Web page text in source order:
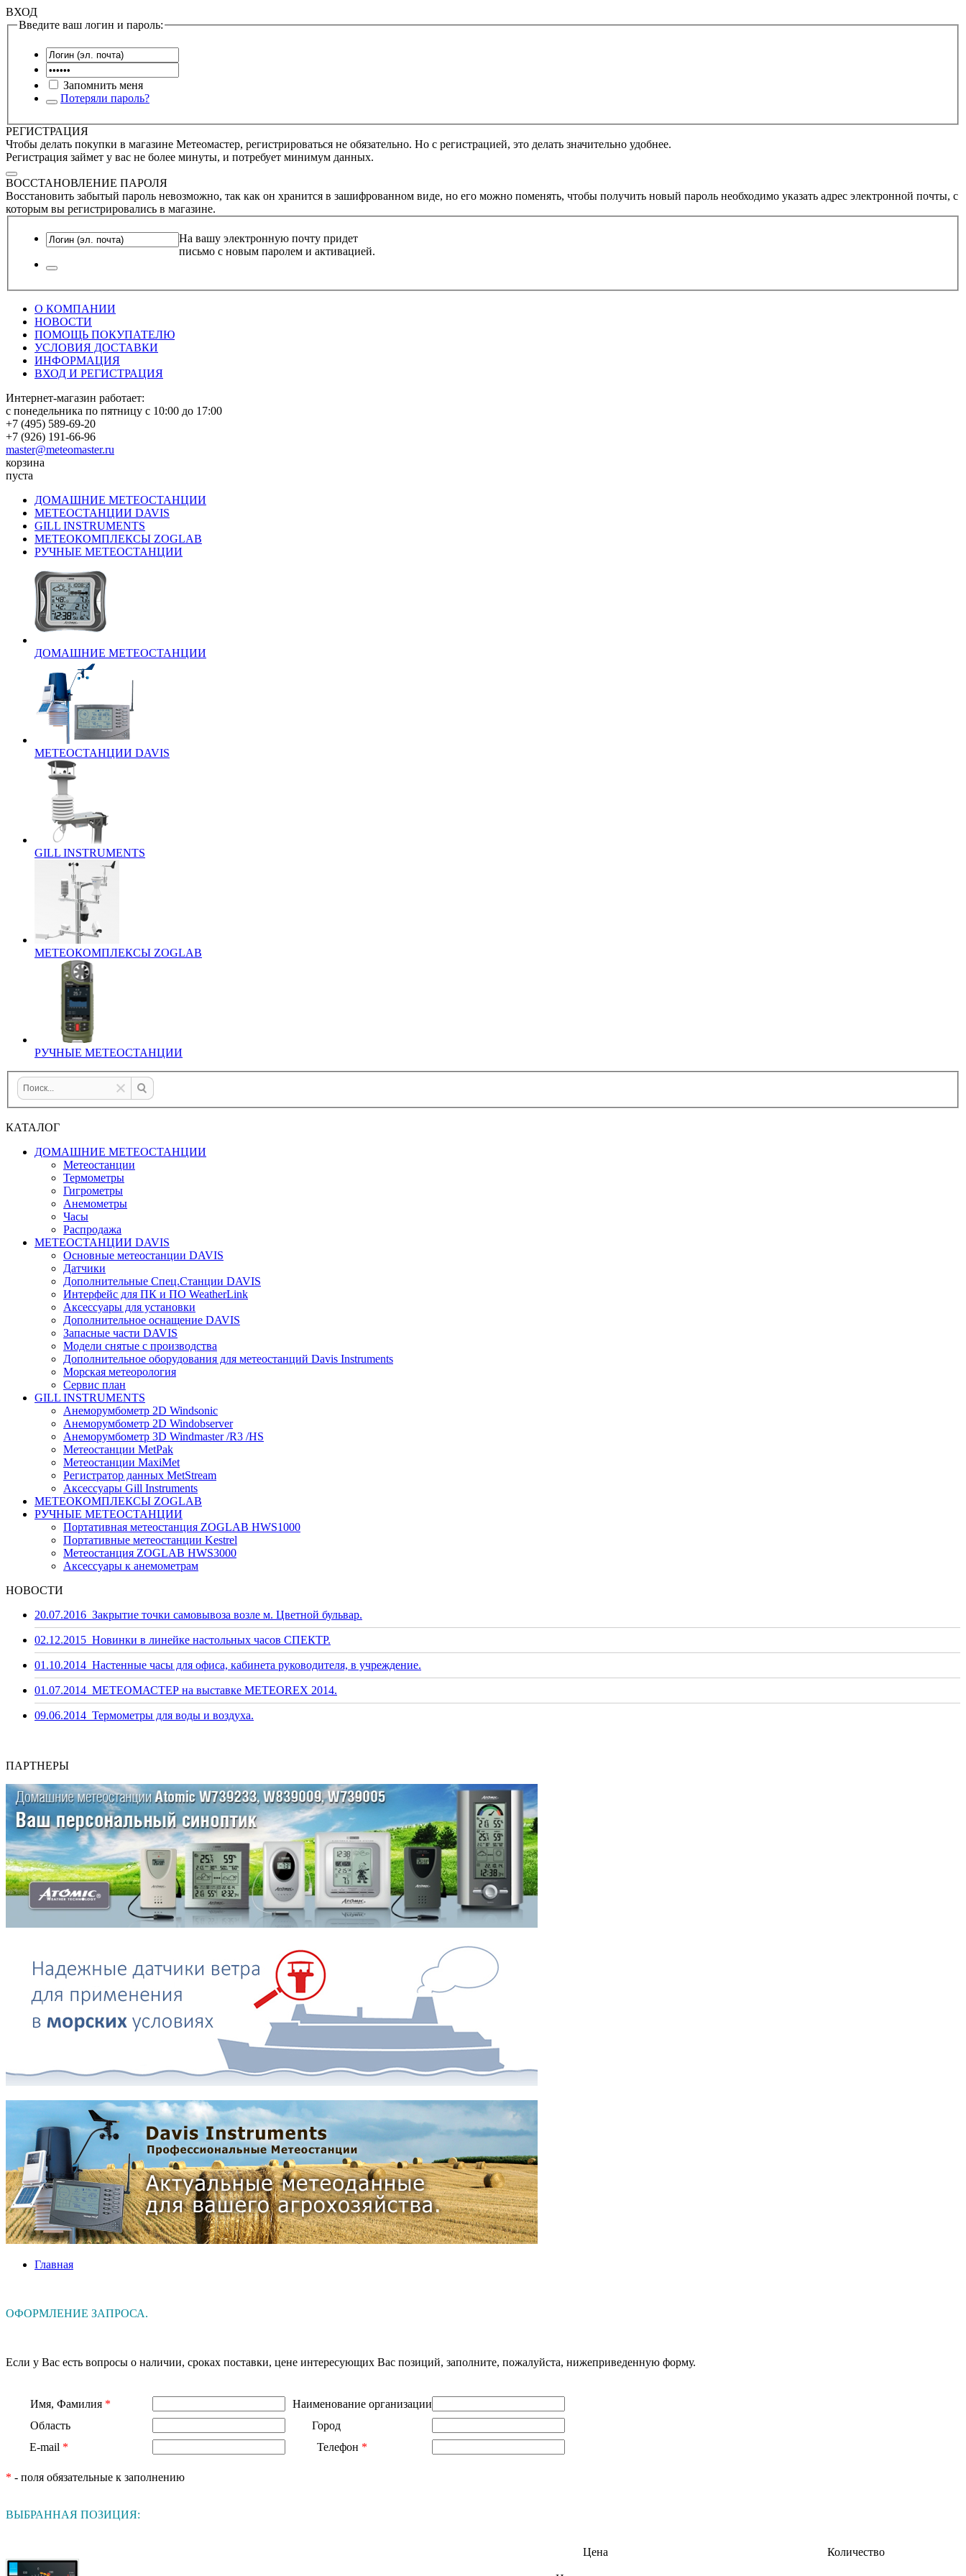
ВХОД
Введите ваш логин и пароль:
Запомнить меня
Потеряли пароль?
РЕГИСТРАЦИЯ
Чтобы делать покупки в магазине Метеомастер, регистрироваться не обязательно. Но с регистрацией, это делать значительно удобнее.
Регистрация займет у вас не более минуты, и потребует минимум данных.
ВОССТАНОВЛЕНИЕ ПАРОЛЯ
Восстановить забытый пароль невозможно, так как он хранится в зашифрованном виде, но его можно поменять, чтобы получить новый пароль необходимо указать адрес электронной почты, с
которым вы регистрировались в магазине.
На вашу электронную почту придет
письмо с новым паролем и активацией.
О КОМПАНИИ
НОВОСТИ
ПОМОЩЬ ПОКУПАТЕЛЮ
УСЛОВИЯ ДОСТАВКИ
ИНФОРМАЦИЯ
ВХОД И РЕГИСТРАЦИЯ
Интернет-магазин работает:
с понедельника по пятницу с 10:00 до 17:00
+7 (495) 589-69-20
+7 (926) 191-66-96
master@meteomaster.ru
корзина
пуста
ДОМАШНИЕ МЕТЕОСТАНЦИИ
МЕТЕОСТАНЦИИ DAVIS
GILL INSTRUMENTS
МЕТЕОКОМПЛЕКСЫ ZOGLAB
РУЧНЫЕ МЕТЕОСТАНЦИИ
ДОМАШНИЕ МЕТЕОСТАНЦИИ
МЕТЕОСТАНЦИИ DAVIS
GILL INSTRUMENTS
МЕТЕОКОМПЛЕКСЫ ZOGLAB
РУЧНЫЕ МЕТЕОСТАНЦИИ
КАТАЛОГ
ДОМАШНИЕ МЕТЕОСТАНЦИИ
Метеостанции
Термометры
Гигрометры
Анемометры
Часы
Распродажа
МЕТЕОСТАНЦИИ DAVIS
Основные метеостанции DAVIS
Датчики
Дополнительные Спец.Станции DAVIS
Интерфейс для ПК и ПО WeatherLink
Аксессуары для установки
Дополнительное оснащение DAVIS
Запасные части DAVIS
Модели снятые с производства
Дополнительное оборудования для метеостанций Davis Instruments
Морская метеорология
Сервис план
GILL INSTRUMENTS
Анеморумбометр 2D Windsonic
Анеморумбометр 2D Windobserver
Анеморумбометр 3D Windmaster /R3 /HS
Метеостанции MetPak
Метеостанции MaxiMet
Регистратор данных MetStream
Аксессуары Gill Instruments
МЕТЕОКОМПЛЕКСЫ ZOGLAB
РУЧНЫЕ МЕТЕОСТАНЦИИ
Портативная метеостанция ZOGLAB HWS1000
Портативные метеостанции Kestrel
Mетеостанция ZOGLAB HWS3000
Аксессуары к анемометрам
НОВОСТИ
20.07.2016 Закрытие точки самовывоза возле м. Цветной бульвар.
02.12.2015 Новинки в линейке настольных часов СПЕКТР.
01.10.2014 Настенные часы для офиса, кабинета руководителя, в учреждение.
01.07.2014 МЕТЕОМАСТЕР на выставке METEOREX 2014.
09.06.2014 Термометры для воды и воздуха.
ПАРТНЕРЫ
Главная
ОФОРМЛЕНИЕ ЗАПРОСА.
Если у Вас есть вопросы о наличии, сроках поставки, цене интересующих Вас позиций, заполните, пожалуйста, нижеприведенную форму.
Имя, Фамилия *
Область
E-mail *
Наименование организации
Город
Телефон *
* - поля обязательные к заполнению
ВЫБРАННАЯ ПОЗИЦИЯ:
Цена Количество